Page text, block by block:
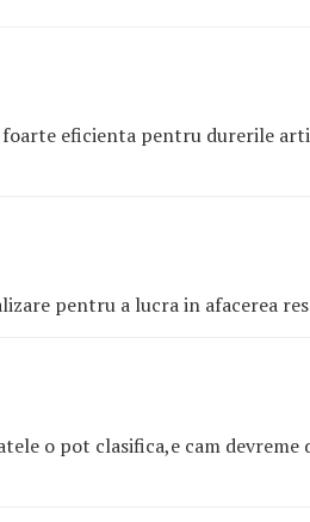
eficienta pentru durerile
pentru a lucra in afacerea
o pot clasifica,e cam